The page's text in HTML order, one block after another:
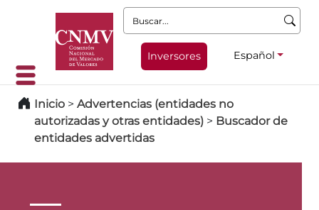
Buscar:
Inversores Español
Inicio > Advertencias (entidades no
autorizadas y otras entidades) > Buscador de
entidades advertidas